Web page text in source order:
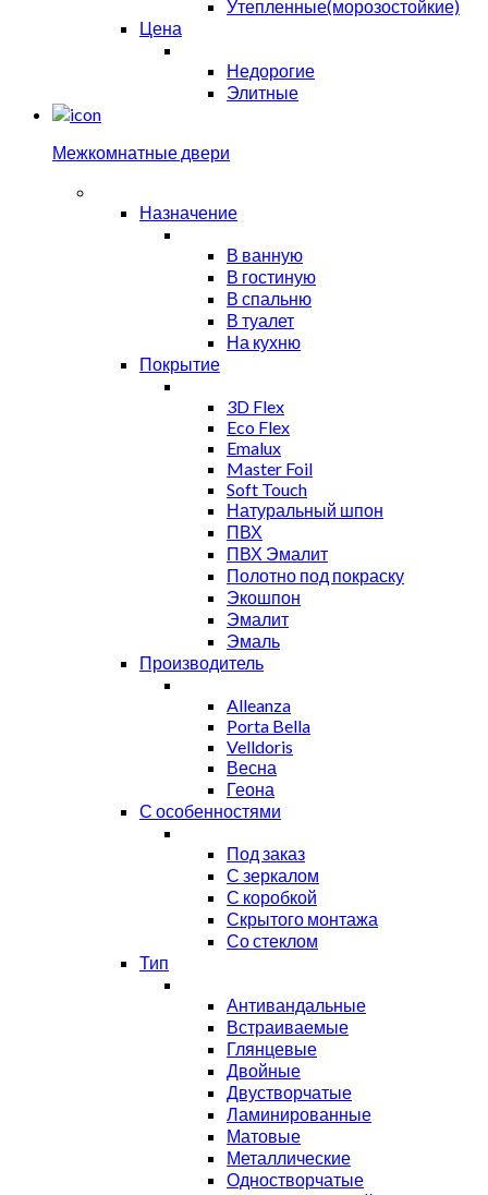
Утепленные(морозостойкие)
Цена
Недорогие
Элитные
Межкомнатные двери
Назначение
В ванную
В гостиную
В спальню
В туалет
На кухню
Покрытие
3D Flex
Eco Flex
Emalux
Master Foil
Soft Touch
Натуральный шпон
ПВХ
ПВХ Эмалит
Полотно под покраску
Экошпон
Эмалит
Эмаль
Производитель
Alleanza
Porta Bella
Velldoris
Весна
Геона
С особенностями
Под заказ
С зеркалом
С коробкой
Скрытого монтажа
Со стеклом
Тип
Антивандальные
Встраиваемые
Глянцевые
Двойные
Двустворчатые
Ламинированные
Матовые
Металлические
Одностворчатые